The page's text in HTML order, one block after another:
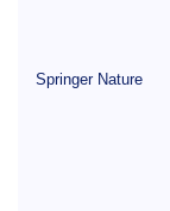
Springer Nature